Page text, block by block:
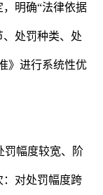
明确“法律依据
、处罚种类、处
》进行系统性优
罚幅度较宽、阶
：对处罚幅度跨